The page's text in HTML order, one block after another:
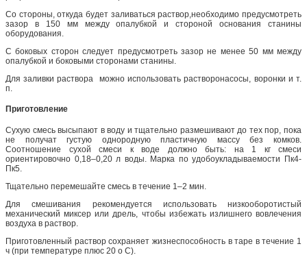
Со стороны, откуда будет заливаться раствор,необходимо предусмотреть
зазор в 150 мм между опалубкой и стороной основания станины
оборудования.
С боковых сторон следует предусмотреть зазор не менее 50 мм между
опалубкой и боковыми сторонами станины.
Для заливки раствора можно использовать растворонасосы, воронки и т.
п.
Приготовление
Сухую смесь высыпают в воду и тщательно размешивают до тех пор, пока
не получат густую однородную пластичную массу без комков.
Соотношение сухой смеси к воде должно быть: на 1 кг смеси
ориентировочно 0,18–0,20 л воды. Марка по удобоукладываемости Пк4-
Пк5.
Тщательно перемешайте смесь в течение 1–2 мин.
Для смешивания рекомендуется использовать низкооборотистый
механический миксер или дрель, чтобы избежать излишнего вовлечения
воздуха в раствор.
Приготовленный раствор сохраняет жизнеспособность в таре в течение 1
ч (при температуре плюс 20 о С).